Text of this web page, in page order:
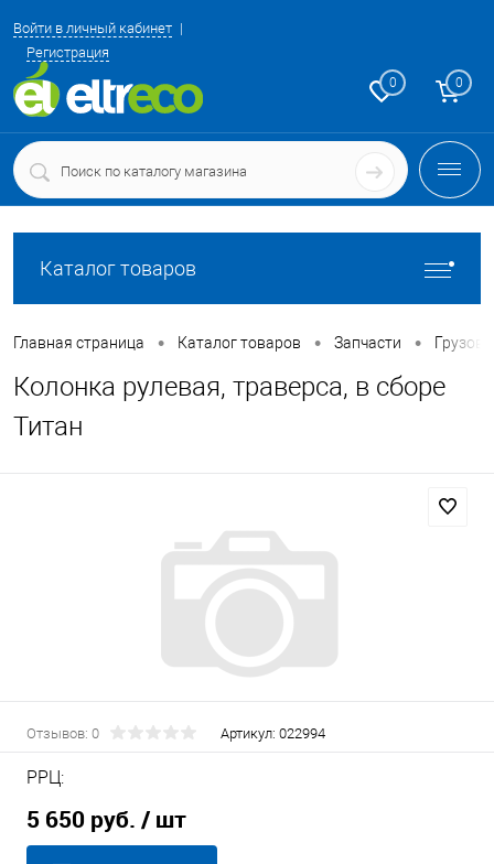
Войти в личный кабинет
Регистрация
0 0
Каталог товаров
Главная страница • Каталог товаров • Запчасти •
Колонка рулевая, траверса, в сборе
Титан
Отзывов: 0 Артикул: 022994
РРЦ:
5 650 руб. / шт